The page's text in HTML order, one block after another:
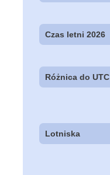
Czas letni 2026
Różnica do UTC
Lotniska